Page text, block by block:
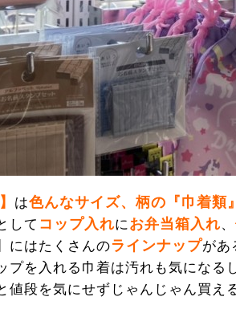
は色んなサイズ、柄の『巾着類』
して コップ入れにお弁当箱入れ、
にはたくさんのラインナップがあ
プを入れる巾着は汚れも気になる
値段を気にせずじゃんじゃん買え